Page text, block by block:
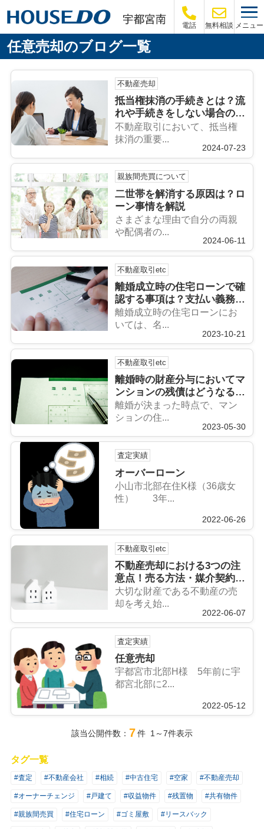
電話 無料相談 メニュー
任意売却のブログ一覧
不動産売却
抵当権抹消の手続きとは？流
れや手続きをしない場合のリ
スクも解説
不動産取引において、抵当権
抹消の重要...
2024-07-23
親族間売買について
二世帯を解消する原因は？ロ
ーン事情を解説
さまざまな理由で自分の両親
や配偶者の...
2024-06-11
不動産取引etc
離婚成立時の住宅ローンで確
認する事項は？支払い義務・
定住する方法まで解説！
離婚成立時の住宅ローンにお
いては、名...
2023-10-21
不動産取引etc
離婚時の財産分与においてマ
ンションの残債はどうなる
の？
離婚が決まった時点で、マン
ションの住...
2023-05-30
査定実績
オーバーローン
小山市北部在住K様（36歳女
性） 3年...
2022-06-26
不動産取引etc
不動産売却における3つの注
意点！売る方法・媒介契約・
離婚による売却
大切な財産である不動産の売
却を考え始...
2022-06-07
査定実績
任意売却
宇都宮市北部H様 5年前に宇
都宮北部に2...
2022-05-12
該当公開件数： 7件 1～7件表示
タグ一覧
#査定 #不動産会社 #相続 #中古住宅 #空家 #不動産売却
#オーナーチェンジ #戸建て #収益物件 #残置物 #共有物件
#親族間売買 #住宅ローン #ゴミ屋敷 #リースバック